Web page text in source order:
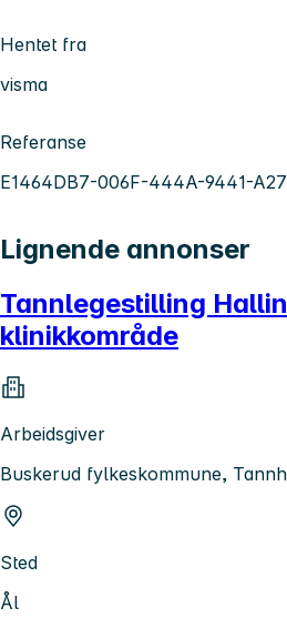
Hentet fra
visma
Referanse
E1464DB7-006F-444A-9441-
Lignende annonser
Tannlegestilling
klinikkområde
Arbeidsgiver
Buskerud fylkeskommune,
Sted
Ål